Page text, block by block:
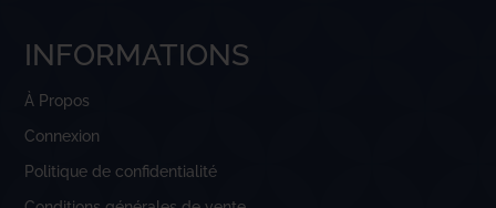
INFORMATIONS
À Propos
Connexion
Politique de confidentialité